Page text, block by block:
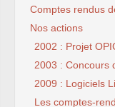
Comptes rendus
Nos actions
2002 : Projet
2003 : Concours
2009 : Logiciels
Les comptes-